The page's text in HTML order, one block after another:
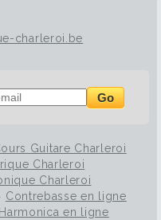
Go
Guitare Charleroi
Charleroi
Charleroi
Contrebasse en ligne
Harmonica en ligne